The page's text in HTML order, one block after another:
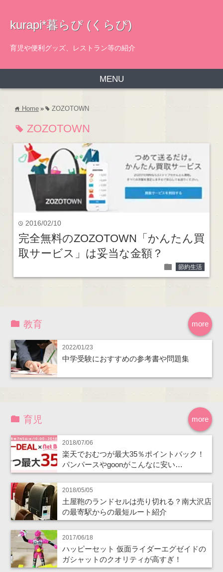
kurapi*暮らぴ (くらぴ)
育児や便利グッズ、レストラン等の紹介
MENU
home Home » tag ZOZOTOWN
tag ZOZOTOWN
time 2016/02/10
完全無料のZOZOTOWN「かんたん買
取サービス」は妥当な金額？
folder 節約生活
more
教育
2022/01/23
中学受験におすすめの参考書や問題集
more
育児
2018/07/06
楽天でおむつが最大35％ポイントバック！
パンパースやgoonがこんなに安い…
2018/05/05
土屋鞄のランドセルは売り切れる？南大沢店
の最寄駅からの最短ルート紹介
2017/06/18
ハッピーセット 仮面ライダーエグゼイドの
ガシャットのクオリティが高すぎ！